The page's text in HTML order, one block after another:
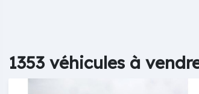
1353 véhicules à